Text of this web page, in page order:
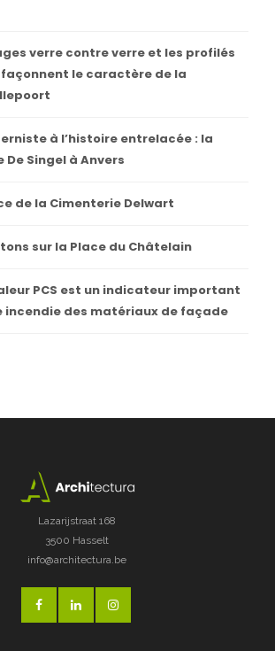
verre contre verre et les profilés
le caractère de la
à l’histoire entrelacée : la
Singel à Anvers
de la Cimenterie Delwart
sur la Place du Châtelain
PCS est un indicateur important
incendie des matériaux de façade
Lazarijstraat 168
3500 Hasselt
info@architectura.be